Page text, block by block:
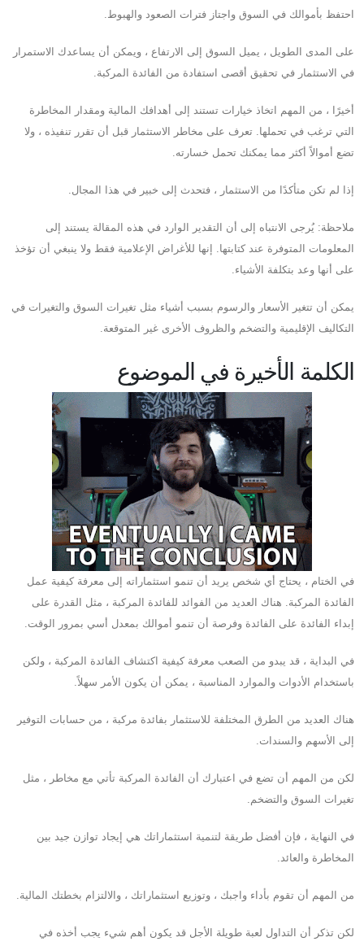
احتفظ بأموالك في السوق واجتاز فترات الصعود والهبوط.
على المدى الطويل ، يميل السوق إلى الارتفاع ، ويمكن أن يساعدك الاستمرار
في الاستثمار في تحقيق أقصى استفادة من الفائدة المركبة.
أخيرًا ، من المهم اتخاذ خيارات تستند إلى أهدافك المالية ومقدار المخاطرة
التي ترغب في تحملها. تعرف على مخاطر الاستثمار قبل أن تقرر تنفيذه ، ولا
تضع أموالاً أكثر مما يمكنك تحمل خسارته.
إذا لم تكن متأكدًا من الاستثمار ، فتحدث إلى خبير في هذا المجال.
ملاحظة: يُرجى الانتباه إلى أن التقدير الوارد في هذه المقالة يستند إلى
المعلومات المتوفرة عند كتابتها. إنها للأغراض الإعلامية فقط ولا ينبغي أن تؤخذ
على أنها وعد بتكلفة الأشياء.
يمكن أن تتغير الأسعار والرسوم بسبب أشياء مثل تغيرات السوق والتغيرات في
التكاليف الإقليمية والتضخم والظروف الأخرى غير المتوقعة.
الكلمة الأخيرة في الموضوع
في الختام ، يحتاج أي شخص يريد أن تنمو استثماراته إلى معرفة كيفية عمل
الفائدة المركبة. هناك العديد من الفوائد للفائدة المركبة ، مثل القدرة على
إبداء الفائدة على الفائدة وفرصة أن تنمو أموالك بمعدل أسي بمرور الوقت.
في البداية ، قد يبدو من الصعب معرفة كيفية اكتشاف الفائدة المركبة ، ولكن
باستخدام الأدوات والموارد المناسبة ، يمكن أن يكون الأمر سهلاً.
هناك العديد من الطرق المختلفة للاستثمار بفائدة مركبة ، من حسابات التوفير
إلى الأسهم والسندات.
لكن من المهم أن تضع في اعتبارك أن الفائدة المركبة تأتي مع مخاطر ، مثل
تغيرات السوق والتضخم.
في النهاية ، فإن أفضل طريقة لتنمية استثماراتك هي إيجاد توازن جيد بين
المخاطرة والعائد.
من المهم أن تقوم بأداء واجبك ، وتوزيع استثماراتك ، والالتزام بخطتك المالية.
لكن تذكر أن التداول لعبة طويلة الأجل قد يكون أهم شيء يجب أخذه في